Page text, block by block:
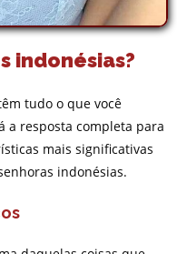
indonésias?
tudo o que você
a resposta completa para
mais significativas
indonésias.